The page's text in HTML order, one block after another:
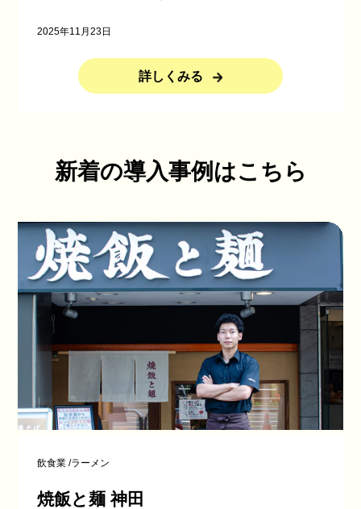
2025年11月23日
詳しくみる
新着の導入事例はこちら
飲食業/ラーメン
焼飯と麺 神田